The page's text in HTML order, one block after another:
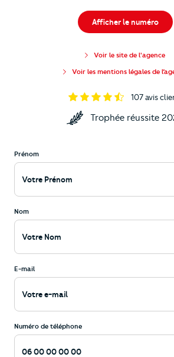
Afficher le numéro
Voir le site de l'agence
Voir les mentions légales de
107avis
Trophée réussite
Prénom
Nom
E-mail
Numéro de téléphone